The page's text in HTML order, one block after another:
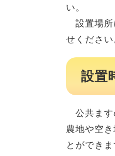
い。
設置場所
せください
設置
公共ます
農地や空
とができま